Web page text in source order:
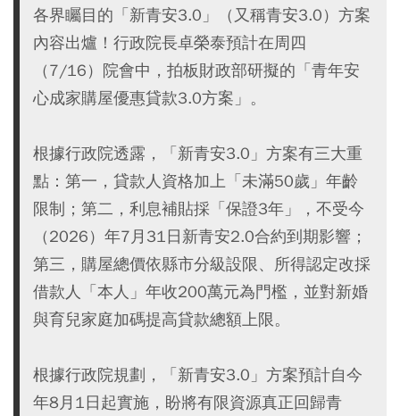
各界矚目的「新青安3.0」（又稱青安3.0）方案
內容出爐！行政院長卓榮泰預計在周四
（7/16）院會中，拍板財政部研擬的「青年安
心成家購屋優惠貸款3.0方案」。
根據行政院透露，「新青安3.0」方案有三大重
點：第一，貸款人資格加上「未滿50歲」年齡
限制；第二，利息補貼採「保證3年」，不受今
（2026）年7月31日新青安2.0合約到期影響；
第三，購屋總價依縣市分級設限、所得認定改採
借款人「本人」年收200萬元為門檻，並對新婚
與育兒家庭加碼提高貸款總額上限。
根據行政院規劃，「新青安3.0」方案預計自今
年8月1日起實施，盼將有限資源真正回歸青